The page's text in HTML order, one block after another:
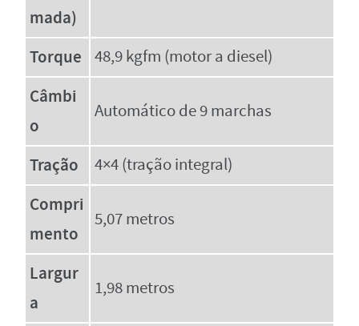
mada)
Torque 48,9 kgfm (motor a diesel)
Câmbi
o
Automático de 9 marchas
Tração 4×4 (tração integral)
Compri
mento
5,07 metros
Largur
a
1,98 metros